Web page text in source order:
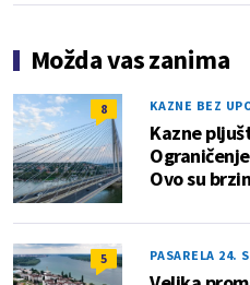
Možda vas zanima
8 KAZNE BEZ
Kazne
Ovo su
5 PASARELA 24.